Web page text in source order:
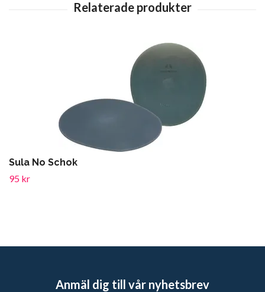
Sula No Schok
95 kr
Anmäl dig till vår nyhetsbrev